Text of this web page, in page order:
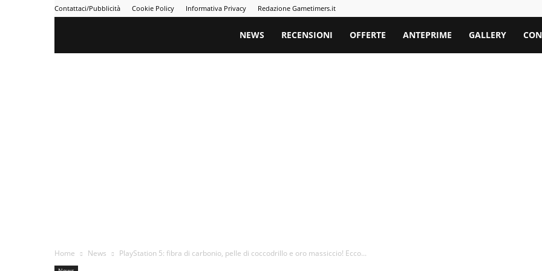
Contattaci/Pubblicità Cookie Policy Informativa Privacy Redazione Gametimers.it
Gametimers
NEWS RECENSIONI OFFERTE ANTEPRIME GALLERY
Home News PlayStation 5: fibra di carbonio, pelle di coccodrillo e oro massiccio! Ecco...